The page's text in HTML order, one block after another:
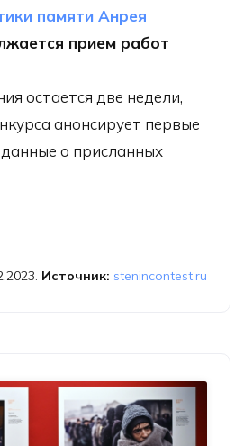
памяти Анрея
прием работ
остается две недели,
анонсирует первые
о присланных
стала новой участницей
Источник: stenincontest.ru